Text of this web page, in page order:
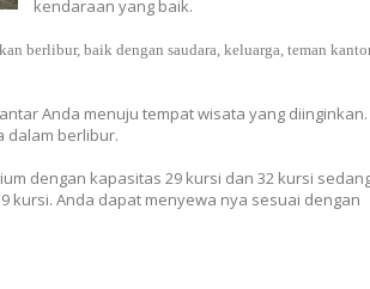
kendaraan yang baik.
berlibur, baik dengan saudara, keluarga, teman
Anda menuju tempat wisata yang diinginkan.
dalam berlibur.
dengan kapasitas 29 kursi dan 32 kursi
kursi. Anda dapat menyewa nya sesuai dengan